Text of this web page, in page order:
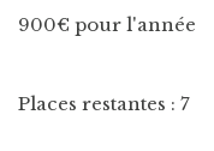
900€ pour l'année
Places restantes : 7